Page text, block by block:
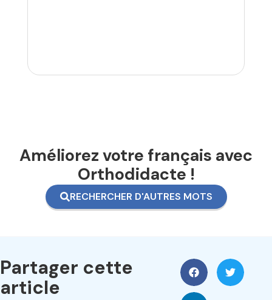
Améliorez votre français avec
Orthodidacte !
RECHERCHER D'AUTRES MOTS
Partager cette
article